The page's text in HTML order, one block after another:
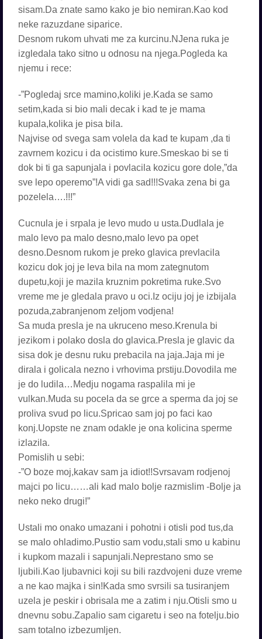
sisam.Da znate samo kako je bio nemiran.Kao kod
neke razuzdane siparice.
Desnom rukom uhvati me za kurcinu.NJena ruka je
izgledala tako sitno u odnosu na njega.Pogleda ka
njemu i rece:
-”Pogledaj srce mamino,koliki je.Kada se samo
setim,kada si bio mali decak i kad te je mama
kupala,kolika je pisa bila.
Najvise od svega sam volela da kad te kupam ,da ti
zavrnem kozicu i da ocistimo kure.Smeskao bi se ti
dok bi ti ga sapunjala i povlacila kozicu gore dole,”da
sve lepo operemo”!A vidi ga sad!!!Svaka zena bi ga
pozelela….!!!”
Cucnula je i srpala je levo mudo u usta.Dudlala je
malo levo pa malo desno,malo levo pa opet
desno.Desnom rukom je preko glavica prevlacila
kozicu dok joj je leva bila na mom zategnutom
dupetu,koji je mazila kruznim pokretima ruke.Svo
vreme me je gledala pravo u oci.Iz ociju joj je izbijala
pozuda,zabranjenom zeljom vodjena!
Sa muda presla je na ukruceno meso.Krenula bi
jezikom i polako dosla do glavica.Presla je glavic da
sisa dok je desnu ruku prebacila na jaja.Jaja mi je
dirala i golicala nezno i vrhovima prstiju.Dovodila me
je do ludila…Medju nogama raspalila mi je
vulkan.Muda su pocela da se grce a sperma da joj se
proliva svud po licu.Spricao sam joj po faci kao
konj.Uopste ne znam odakle je ona kolicina sperme
izlazila.
Pomislih u sebi:
-”O boze moj,kakav sam ja idiot!!Svrsavam rodjenoj
majci po licu……ali kad malo bolje razmislim -Bolje ja
neko neko drugi!”
Ustali mo onako umazani i pohotni i otisli pod tus,da
se malo ohladimo.Pustio sam vodu,stali smo u kabinu
i kupkom mazali i sapunjali.Neprestano smo se
ljubili.Kao ljubavnici koji su bili razdvojeni duze vreme
a ne kao majka i sin!Kada smo svrsili sa tusiranjem
uzela je peskir i obrisala me a zatim i nju.Otisli smo u
dnevnu sobu.Zapalio sam cigaretu i seo na fotelju.bio
sam totalno izbezumljen.